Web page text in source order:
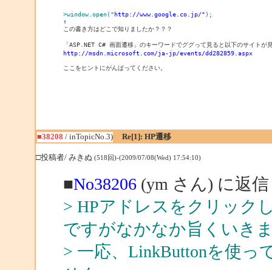
>window.open("http://www.google.co.jp/" );
この書き方はどこで知りましたか？？？
http://msdn.microsoft.com/ja-jp/events/dd282859.aspx
ここをヒントにがんばってください。
■38208 / inTopicNo.3) Re[1]: HP遷移
□投稿者/ みきぬ (518回)-(2009/07/08(Wed) 17:54:10)
■No38206(ym さん) に返信
> HPアドレスをクリック
ですがなかなか旨くいき
> 一応、LinkButtonを使っ